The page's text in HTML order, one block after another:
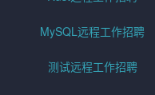
MySQL远程工作招聘
测试远程工作招聘